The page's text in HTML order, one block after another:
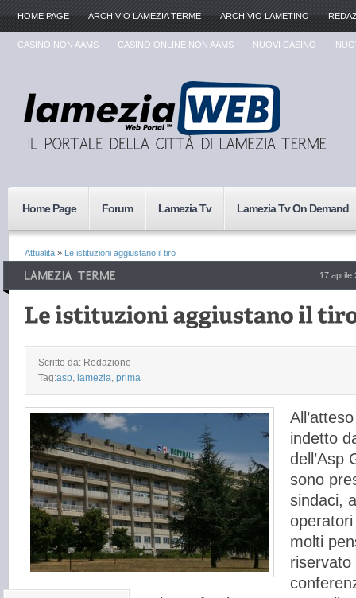
HOME PAGE ARCHIVIO LAMEZIA TERME ARCHIVIO LAMETINO
CASINO NON AAMS CASINO ONLINE NON AAMS NUOVI CASINO
Home Page Forum Lamezia Tv Lamezia Tv On Demand
Attualità » Le istituzioni aggiustano il tiro
17 aprile
Scritto da: Redazione
Tag:asp lamezia prima
indetto
dell’Asp
sono
sindaci,
molti
riservato